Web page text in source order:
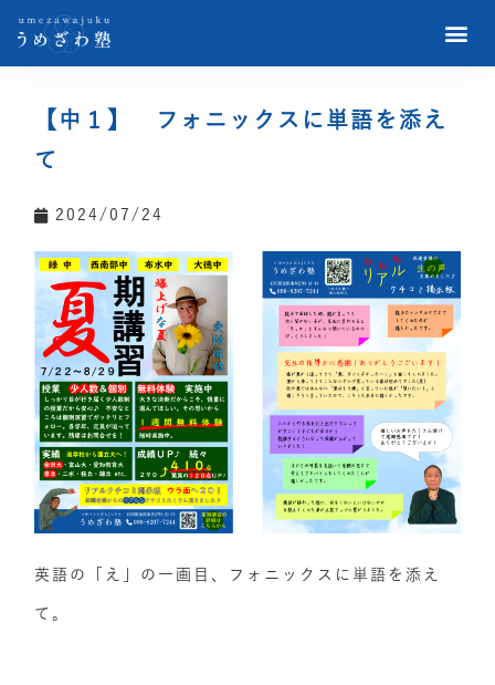
【中１】 フォニックスに単語を添え
て
2024/07/24
英語の「え」の一画目、フォニックスに単語を添え
て。